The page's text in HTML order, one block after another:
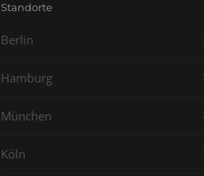
Standorte
Berlin
Hamburg
München
Köln